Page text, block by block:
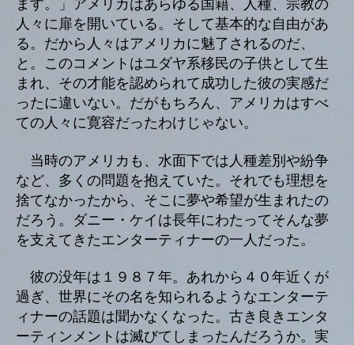
ます。」アメリカはあらゆる国籍、人種、宗教の
人々に扉を開いている。そして基本的な自由があ
る。だから人々はアメリカに魅了されるのだ、
と。このコメントはユダヤ系移民の子供として生
まれ、その才能を認められて成功した彼の実感だ
ったに違いない。だがもちろん、アメリカはすべ
ての人々に寛容だったわけじゃない。
当時のアメリカも、水面下では人種差別や紛争
など、多くの問題を抱えていた。それでも理想を
捨てなかったから、そこに夢や希望が生まれたの
だろう。ダニー・ケイは長年にわたってそんな夢
を支えてきたエンターティナーの一人だった。
彼の没年は１９８７年。あれから４０年近くが
過ぎ、世界にその名を知られるようなエンターテ
ィナーの話題は聞かなくなった。古き良きエンタ
ーティンメントは滅びてしまったんだろうか。実